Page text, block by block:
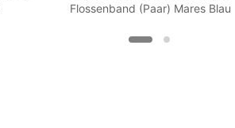
Flossenband (Paar) Mares Blau